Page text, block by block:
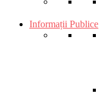
Informații Publice